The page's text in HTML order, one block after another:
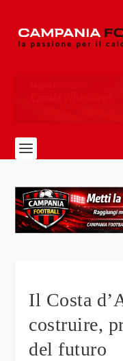
Il Costa
costruire,
del futuro